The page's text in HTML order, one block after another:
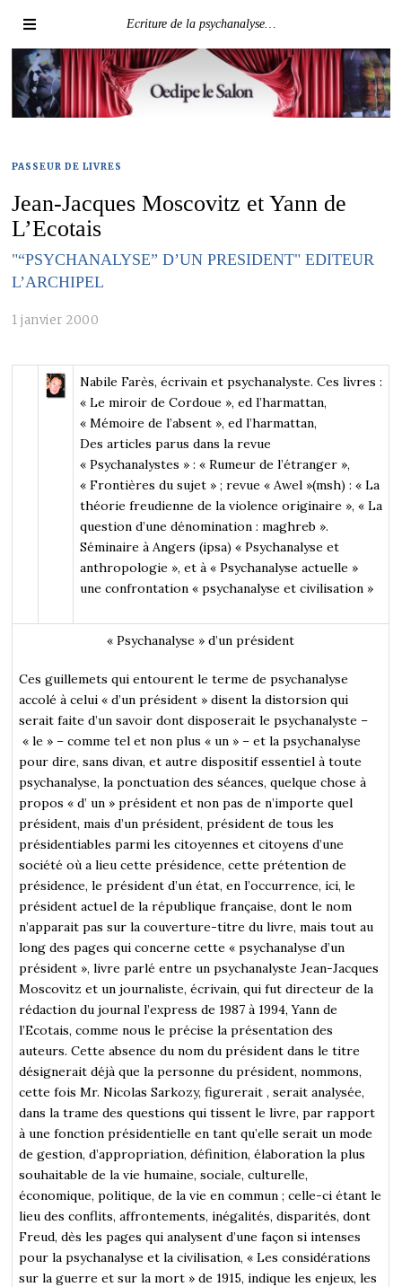
Ecriture de la psychanalyse…
PASSEUR DE LIVRES
Jean-Jacques Moscovitz et Yann de
L’Ecotais
"“PSYCHANALYSE” D’UN PRESIDENT" EDITEUR
L’ARCHIPEL
1 janvier 2000
Nabile Farès, écrivain et psychanalyste. Ces livres :
« Le miroir de Cordoue », ed l’harmattan,
« Mémoire de l’absent », ed l’harmattan,
Des articles parus dans la revue
« Psychanalystes » : « Rumeur de l’étranger »,
« Frontières du sujet » ; revue « Awel »(msh) : « La
théorie freudienne de la violence originaire », « La
question d’une dénomination : maghreb ».
Séminaire à Angers (ipsa) « Psychanalyse et
anthropologie », et à « Psychanalyse actuelle »
une confrontation « psychanalyse et civilisation »
« Psychanalyse » d’un président
Ces guillemets qui entourent le terme de psychanalyse
accolé à celui « d’un président » disent la distorsion qui
serait faite d’un savoir dont disposerait le psychanalyste –
« le » – comme tel et non plus « un » – et la psychanalyse
pour dire, sans divan, et autre dispositif essentiel à toute
psychanalyse, la ponctuation des séances, quelque chose à
propos « d’ un » président et non pas de n’importe quel
président, mais d’un président, président de tous les
présidentiables parmi les citoyennes et citoyens d’une
société où a lieu cette présidence, cette prétention de
présidence, le président d’un état, en l’occurrence, ici, le
président actuel de la république française, dont le nom
n’apparait pas sur la couverture-titre du livre, mais tout au
long des pages qui concerne cette « psychanalyse d’un
président », livre parlé entre un psychanalyste Jean-Jacques
Moscovitz et un journaliste, écrivain, qui fut directeur de la
rédaction du journal l’express de 1987 à 1994, Yann de
l’Ecotais, comme nous le précise la présentation des
auteurs. Cette absence du nom du président dans le titre
désignerait déjà que la personne du président, nommons,
cette fois Mr. Nicolas Sarkozy, figurerait , serait analysée,
dans la trame des questions qui tissent le livre, par rapport
à une fonction présidentielle en tant qu’elle serait un mode
de gestion, d’appropriation, définition, élaboration la plus
souhaitable de la vie humaine, sociale, culturelle,
économique, politique, de la vie en commun ; celle-ci étant le
lieu des conflits, affrontements, inégalités, disparités, dont
Freud, dès les pages qui analysent d’une façon si intenses
pour la psychanalyse et la civilisation, « Les considérations
sur la guerre et sur la mort » de 1915, indique les enjeux, les